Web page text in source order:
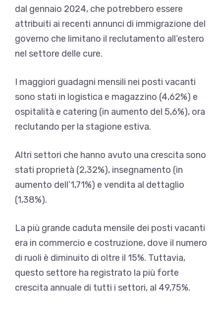
dal gennaio 2024, che potrebbero essere
attribuiti ai recenti annunci di immigrazione del
governo che limitano il reclutamento all’estero
nel settore delle cure.
I maggiori guadagni mensili nei posti vacanti
sono stati in logistica e magazzino (4,62%) e
ospitalità e catering (in aumento del 5,6%), ora
reclutando per la stagione estiva.
Altri settori che hanno avuto una crescita sono
stati proprietà (2,32%), insegnamento (in
aumento dell’1,71%) e vendita al dettaglio
(1,38%).
La più grande caduta mensile dei posti vacanti
era in commercio e costruzione, dove il numero
di ruoli è diminuito di oltre il 15%. Tuttavia,
questo settore ha registrato la più forte
crescita annuale di tutti i settori, al 49,75%.